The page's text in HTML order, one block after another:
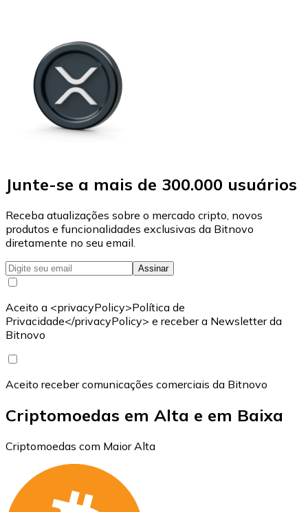
Junte-se a mais de 300.000 usuários
Receba atualizações sobre o mercado cripto, novos
produtos e funcionalidades exclusivas da Bitnovo
diretamente no seu email.
Assinar
Aceito a <privacyPolicy>Política de
Privacidade</privacyPolicy> e receber a Newsletter da
Bitnovo
Aceito receber comunicações comerciais da Bitnovo
Criptomoedas em Alta e em Baixa
Criptomoedas com Maior Alta